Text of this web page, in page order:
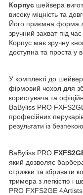
Корпус шейвера
високу міцність та
Його приємна форма
зручний захват під
Корпус має зручну
доступна та проста у
У комплекті до
фірмовий чохол для
користувача та
BaByliss PRO
професійних
результати із
BaByliss PRO
який дозволяє
стрижки та збривати
тримера з легкістю і
PRO FXFS2GE